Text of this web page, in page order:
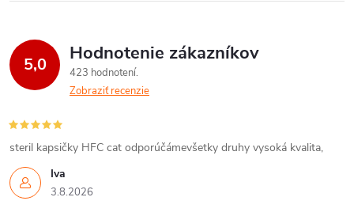
5,0 Hodnotenie zákazníkov
423 hodnotení
Zobraziť recenzie
Iva
3.8.2026
steril kapsičky HFC cat odporúčámevšetky druhy vysoká kvalita,